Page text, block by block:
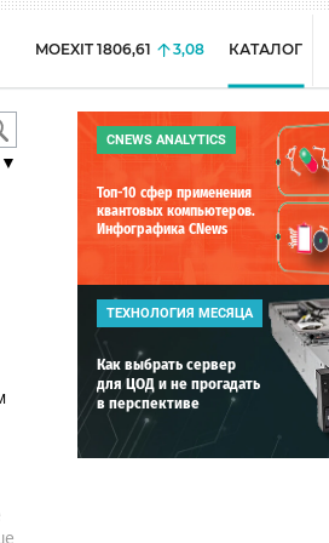
MOEXIT 1806,61 3,08 КАТАЛОГ
▼
CNEWS ANALYTICS
Топ-10 сфер применения
квантовых компьютеров.
Инфографика CNews
ТЕХНОЛОГИЯ МЕСЯЦА
Как выбрать сервер
для ЦОД и не прогадать
в перспективе